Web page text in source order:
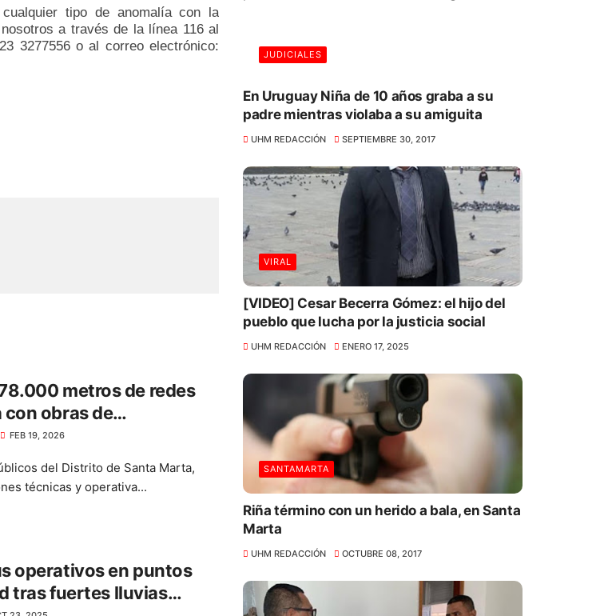
tipo de anomalía con la
a través de la línea 116 al
3277556 o al correo electrónico:
metros de redes
con obras de
FEB 19, 2026
del Distrito de Santa Marta,
técnicas y operativa...
operativos en puntos
tras fuertes lluvias
JUDICIALES
En Uruguay Niña de 10 años graba a su
padre mientras violaba a su amiguita
UHM REDACCIÓN SEPTIEMBRE 30, 2017
VIRAL
[VIDEO] Cesar Becerra Gómez: el hijo del
pueblo que lucha por la justicia social
UHM REDACCIÓN ENERO 17, 2025
SANTAMARTA
Riña término con un herido a bala, en Santa
Marta
UHM REDACCIÓN OCTUBRE 08, 2017